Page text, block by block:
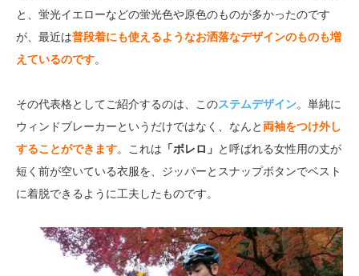
と、蛍光イエローなどの蛍光色や原色のものが多かったのです
が、最近は普段着にも使えるようなお洒落なデザインのものも増
えているのです。
その代表格としてご紹介するのは、このステムデザイン。単純に
ウィンドブレーカーというだけではなく、なんと 両袖をつけ外し
することができます。これは 「ボレロ」 と呼ばれる女性用の丈が
短く前が空いている衣服を、ジッパーとスナップボタンでベスト
に着脱できるように工夫したものです。